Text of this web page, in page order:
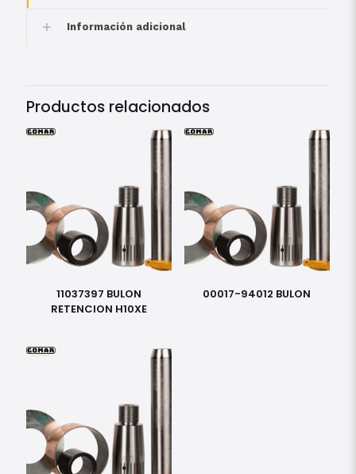
Información adicional
Productos relacionados
11037397 BULON
RETENCION H10XE
00017-94012 BULON